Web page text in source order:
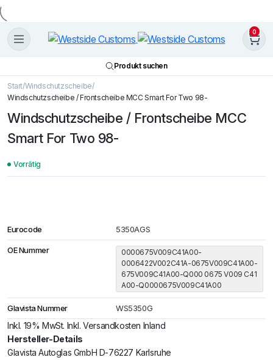
0
Produkt suchen
Start Windschutzscheibe
Windschutzscheibe / Frontscheibe MCC Smart For Two 98-
Windschutzscheibe / Frontscheibe MCC
Smart For Two 98-
Vorrätig
Eurocode 5350AGS
OE Nummer
0000675V009C41A00-
0006422V002C41A-0675V009C41A00-
675V009C41A00-Q000 0675 V009 C41
A00-Q0000675V009C41A00
Glavista Nummer WS5350G
Inkl. 19% MwSt. Inkl. Versandkosten Inland
Hersteller-Details
Glavista Autoglas GmbH D-76227 Karlsruhe